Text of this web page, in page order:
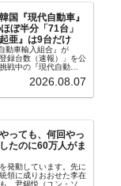
国『現代自動車』
ぼ半分「71台」
亜』は9台だけ
動車輸入組合』が
録台数（速報）」を公
戦中の『現代自動
るはずです。先月から
2026.08.07
っても、何回やっ
たのに60万人がま
発動しています。先に
領に成りおおせた李在
、尹錫悦（ユン・ソギ